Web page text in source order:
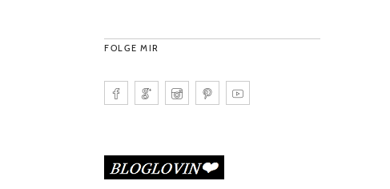
FOLGE MIR